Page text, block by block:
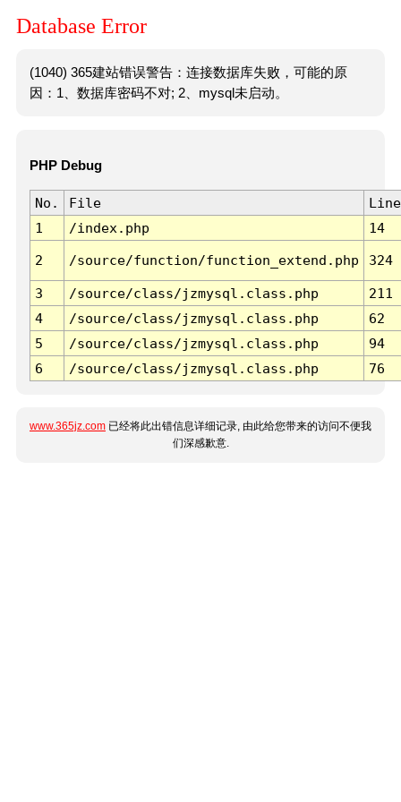
Database Error
(1040) 365建站错误警告：连接数据库失败，可能的原
因：1、数据库密码不对; 2、mysql未启动。
PHP Debug
No. File
Line
1
/index.php 14
2 /source/function/function_extend.php 324
3 /source/class/jzmysql.class.php
211
4
/source/class/jzmysql.class.php
62
5
/source/class/jzmysql.class.php
94
6
/source/class/jzmysql.class.php 76
www.365jz.com 已经将此出错信息详细记录, 由此给您带来的访问不便我
们深感歉意.